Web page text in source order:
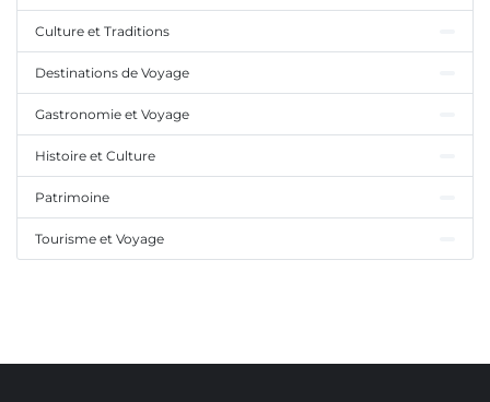
Culture et Traditions
Destinations de Voyage
Gastronomie et Voyage
Histoire et Culture
Patrimoine
Tourisme et Voyage